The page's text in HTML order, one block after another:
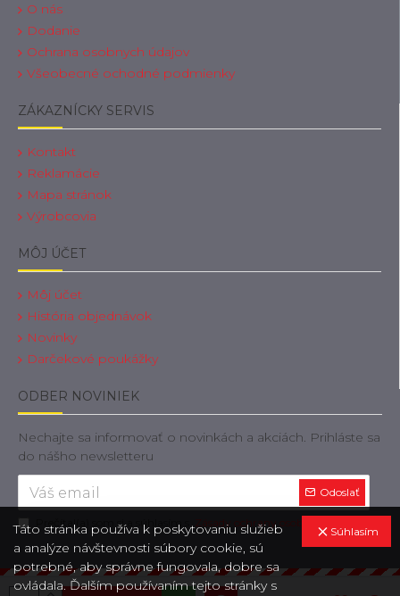
O nás
Dodanie
Ochrana osobnych údajov
Všeobecné ochodné podmienky
ZÁKAZNÍCKY SERVIS
Kontakt
Reklamácie
Mapa stránok
Výrobcovia
MÔJ ÚČET
Môj účet
História objednávok
Novinky
Darčekové poukážky
ODBER NOVINIEK
Nechajte sa informovať o novinkách a akciách. Prihláste sa
do nášho newsletteru
Odoslať
Prečítal(a) som si a súhlasím s Zásady ochrany osobných údajov
Súhlasím
Táto stránka používa k poskytovaniu služieb
a analýze návštevnosti súbory cookie, sú
potrebné, aby správne fungovala, dobre sa
ovládala. Ďalším používaním tejto stránky s